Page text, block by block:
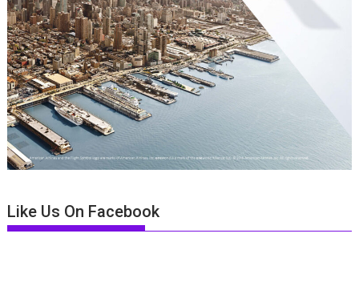
Like Us On Facebook